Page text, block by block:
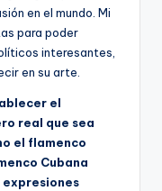
en el mundo. Mi
para poder
interesantes,
en su arte.
el
real que sea
el flamenco
Cubana
expresiones